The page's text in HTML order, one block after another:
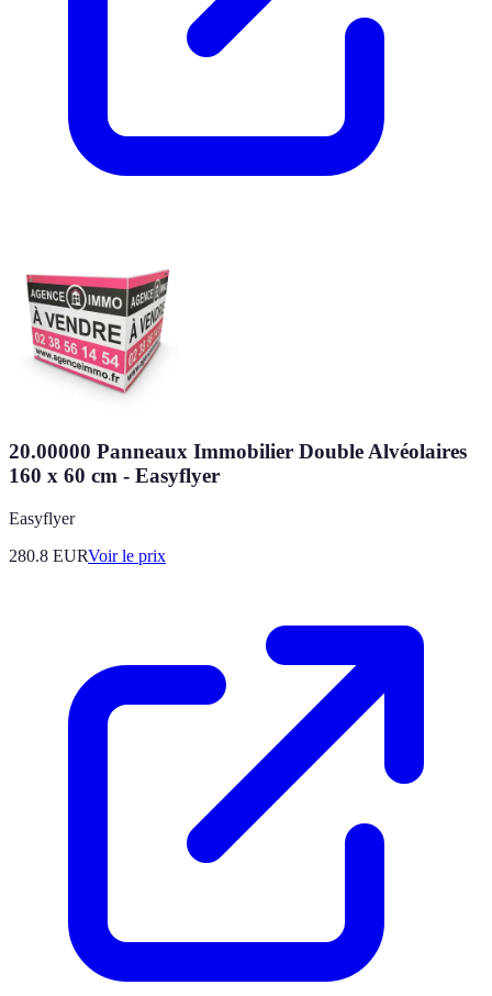
20.00000 Panneaux Immobilier Double Alvéolaires
160 x 60 cm - Easyflyer
Easyflyer
280.8 EURVoir le prix